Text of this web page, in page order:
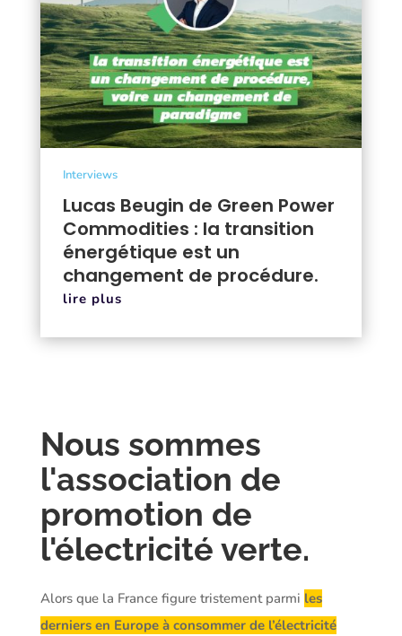
Lucas Beugin de Green Power
Commodities : la transition
énergétique est un
changement de procédure.
Interviews
lire plus
Nous sommes
l'association de
promotion de
l'électricité verte.
Alors que la France figure tristement parmi les
derniers en Europe à consommer de l’électricité